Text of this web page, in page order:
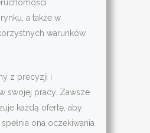
a także w
warunków
z precyzji i
swojej pracy. Zawsze
każdą ofertę, aby
ona oczekiwania